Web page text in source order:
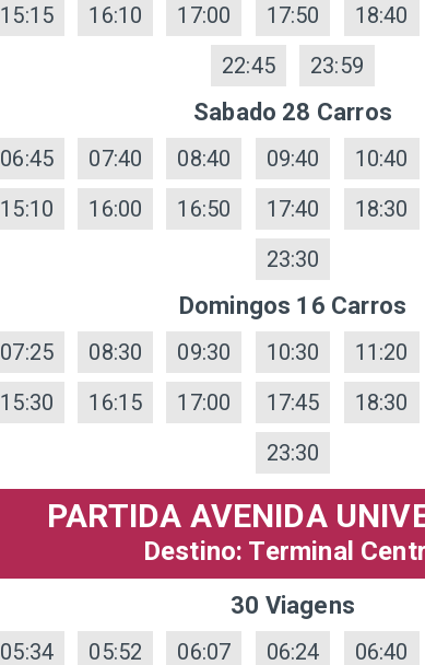
15:15 16:10 17:00 17:50 18:40
22:45
23:59
Sabado 28 Carros
06:45 07:40 08:40 09:40 10:40
15:10 16:00 16:50 17:40 18:30
23:30
Domingos 16 Carros
07:25 08:30 09:30 10:30 11:20
15:30 16:15 17:00 17:45 18:30
23:30
PARTIDA AVENIDA
Destino: Terminal
30 Viagens
05:34 05:52 06:07 06:24 06:40